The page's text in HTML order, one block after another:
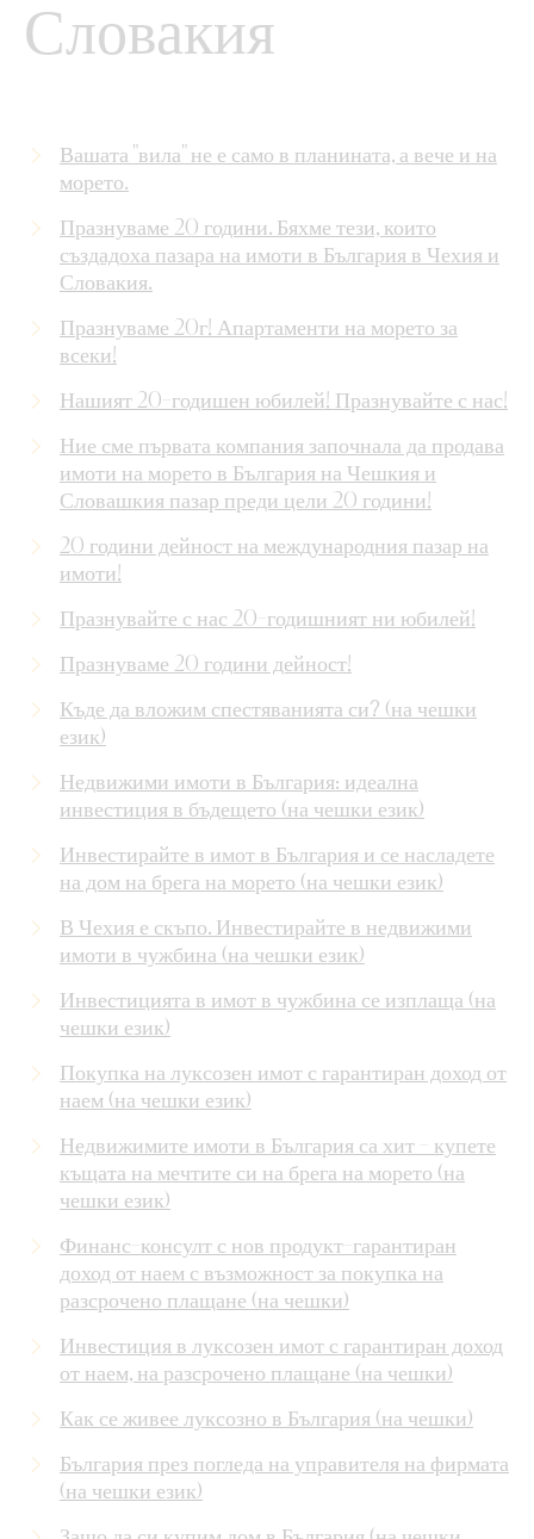
Словакия
Вашата "вила" не е само в планината, а вече и на
морето.
Празнуваме 20 години. Бяхме тези, които
създадоха пазара на имоти в България в Чехия и
Словакия.
Празнуваме 20г! Апартаменти на морето за
всеки!
Нашият 20-годишен юбилей! Празнувайте с нас!
Ние сме първата компания започнала да продава
имоти на морето в България на Чешкия и
Словашкия пазар преди цели 20 години!
20 години дейност на международния пазар на
имоти!
Празнувайте с нас 20-годишният ни юбилей!
Празнуваме 20 години дейност!
Къде да вложим спестяванията си? (на чешки
език)
Недвижими имоти в България: идеална
инвестиция в бъдещето (на чешки език)
Инвестирайте в имот в България и се насладете
на дом на брега на морето (на чешки език)
В Чехия е скъпо. Инвестирайте в недвижими
имоти в чужбина (на чешки език)
Инвестицията в имот в чужбина се изплаща (на
чешки език)
Покупка на луксозен имот с гарантиран доход от
наем (на чешки език)
Недвижимите имоти в България са хит - купете
къщата на мечтите си на брега на морето (на
чешки език)
Финанс-консулт с нов продукт-гарантиран
доход от наем с възможност за покупка на
разсрочено плащане (на чешки)
Инвестиция в луксозен имот с гарантиран доход
от наем, на разсрочено плащане (на чешки)
Как се живее луксозно в България (на чешки)
България през погледа на управителя на фирмата
(на чешки език)